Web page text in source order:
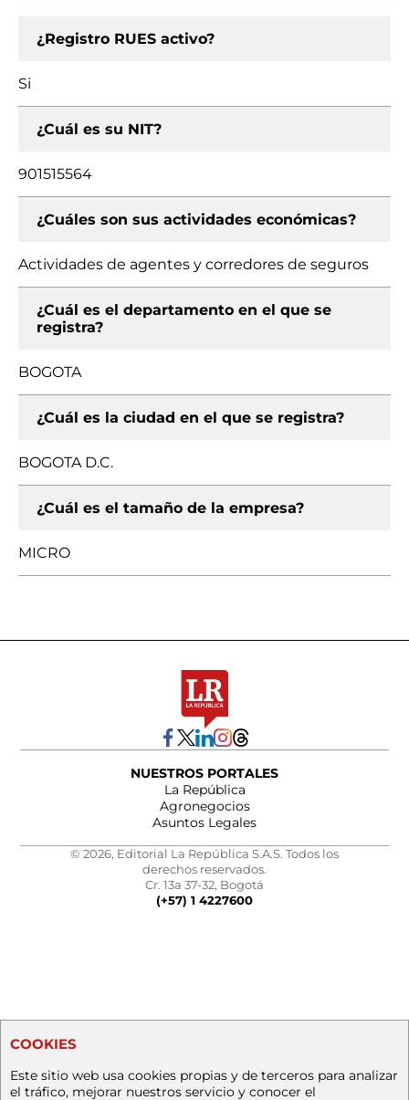
¿Registro RUES activo?
Si
¿Cuál es su NIT?
901515564
¿Cuáles son sus actividades económicas?
Actividades de agentes y corredores de seguros
¿Cuál es el departamento en el que se
registra?
BOGOTA
¿Cuál es la ciudad en el que se registra?
BOGOTA D.C.
¿Cuál es el tamaño de la empresa?
MICRO
NUESTROS PORTALES
La República
Agronegocios
Asuntos Legales
© 2026, Editorial La República S.A.S. Todos los
derechos reservados.
Cr. 13a 37-32, Bogotá
(+57) 1 4227600
COOKIES
Este sitio web usa cookies propias y de terceros para analizar
el tráfico, mejorar nuestros servicio y conocer el